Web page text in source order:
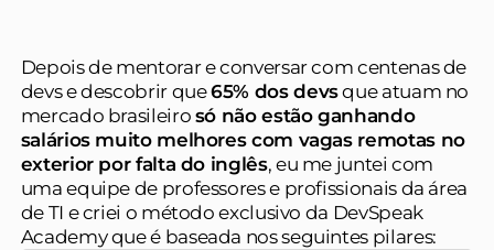
Depois de mentorar e conversar com centenas de
devs e descobrir que65% dos devsque atuam no
mercado brasileiro só não estão ganhando
salários muito melhores com vagas remotas no
exterior por falta do inglês, eu me juntei com
uma equipe de professores e profissionais da área
de TI e criei o método exclusivo da DevSpeak
Academy que é baseada nos seguintes pilares: